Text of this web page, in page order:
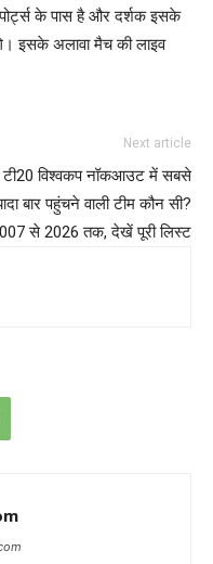
के पास है और दर्शक इसके
इसके अलावा मैच की लाइव
Next article
टी20 विश्वकप नॉकआउट में सबसे
बार पहुंचने वाली टीम कौन सी?
से 2026 तक, देखें पूरी लिस्ट